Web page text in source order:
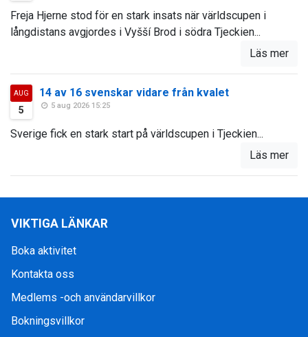
Freja Hjerne stod för en stark insats när världscupen i
långdistans avgjordes i Vyšší Brod i södra Tjeckien...
Läs mer
AUG
5
14 av 16 svenskar vidare från kvalet
5 aug 2026 15:25
Sverige fick en stark start på världscupen i Tjeckien...
Läs mer
VIKTIGA LÄNKAR
Boka aktivitet
Kontakta oss
Medlems -och användarvillkor
Bokningsvillkor